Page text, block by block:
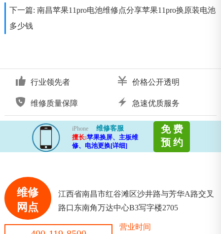
下一篇: 南昌苹果11pro电池维修点分享苹果11pro换原装电池
多少钱
行业领先者 价格公开透明
维修质量保障 急速优质服务
iPhone
维修客服
擅长:苹果换屏、主板维
修、电池更换[详细]
免 费
预 约
维修
网点
江西省南昌市红谷滩区沙井路与芳华A路交叉
路口东南角万达中心B3写字楼2705
营业时间